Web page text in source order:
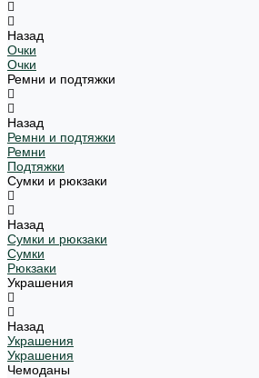
Назад
Очки
Очки
Ремни и подтяжки
Назад
Ремни и подтяжки
Ремни
Подтяжки
Сумки и рюкзаки
Назад
Сумки и рюкзаки
Сумки
Рюкзаки
Украшения
Назад
Украшения
Украшения
Чемоданы